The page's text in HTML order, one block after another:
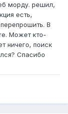
морду. решил,
есть,
В
Может кто-
ничего, поиск
Спасибо